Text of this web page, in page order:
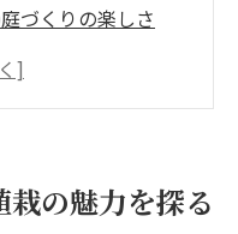
づくりの楽しさ
四季の美しさ
市の庭の魅力
の魅力を探る